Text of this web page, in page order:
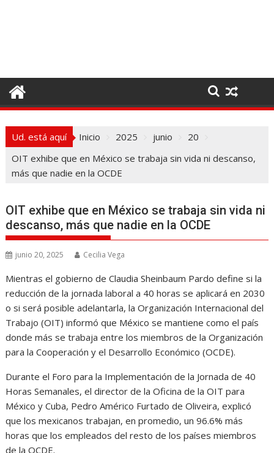
o
t
Ud. está aquí Inicio 2025 junio
20
OIT exhibe que en México se trabaja sin vida ni descanso,
más que nadie en la OCDE
OIT exhibe que en México se trabaja sin vida ni
descanso, más que nadie en la OCDE
junio 20, 2025 Cecilia Vega
Mientras el gobierno de Claudia Sheinbaum Pardo define si la
reducción de la jornada laboral a 40 horas se aplicará en 2030
o si será posible adelantarla, la Organización Internacional del
Trabajo (OIT) informó que México se mantiene como el país
donde más se trabaja entre los miembros de la Organización
para la Cooperación y el Desarrollo Económico (OCDE).
Durante el Foro para la Implementación de la Jornada de 40
Horas Semanales, el director de la Oficina de la OIT para
México y Cuba, Pedro Américo Furtado de Oliveira, explicó
que los mexicanos trabajan, en promedio, un 96.6% más
horas que los empleados del resto de los países miembros
de la OCDE.